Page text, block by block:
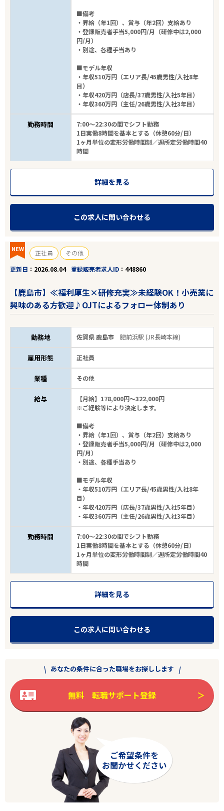
雇用形態
フリーワード
■備考
・昇給（年1回）、賞与（年2回）支給あり
・登録販売者手当5,000円/月（研修中は2,000
円/月）
・別途、各種手当あり
■モデル年収
・年収510万円（エリア長/45歳男性/入社8年
目）
・年収420万円（店長/37歳男性/入社5年目）
・年収360万円（主任/26歳男性/入社3年目）
勤務時間
7:00～22:30の間でシフト勤務
1日実働8時間を基本とする（休憩60分/日）
1ヶ月単位の変形労働時間制／週所定労働時間40
時間
詳細を見る
この求人に問い合わせる
NEW 正社員
その他
更新日
2026.08.04 登録販売者求人ID 448860
【鹿島市】≪福利厚生×研修充実≫未経験OK！小売業に
興味のある方歓迎♪OJTによるフォロー体制あり
勤務地 佐賀県 鹿島市肥前浜駅 (JR長崎本線)
雇用形態 正社員
業種 その他
給与
【月給】178,000円～322,000円
※ご経験等により決定します。
■備考
・昇給（年1回）、賞与（年2回）支給あり
・登録販売者手当5,000円/月（研修中は2,000
円/月）
・別途、各種手当あり
■モデル年収
・年収510万円（エリア長/45歳男性/入社8年
目）
・年収420万円（店長/37歳男性/入社5年目）
・年収360万円（主任/26歳男性/入社3年目）
勤務時間
7:00～22:30の間でシフト勤務
1日実働8時間を基本とする（休憩60分/日）
1ヶ月単位の変形労働時間制／週所定労働時間40
時間
詳細を見る
この求人に問い合わせる
あなたの条件に合った職場をお探しします
無料 転職サポート登録